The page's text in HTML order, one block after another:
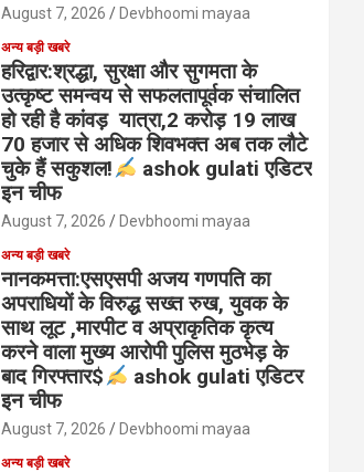
August 7, 2026 Devbhoomi mayaa
अन्य बड़ी खबरे
हरिद्वार:श्रद्धा, सुरक्षा और सुगमता के
उत्कृष्ट समन्वय से सफलतापूर्वक संचालित
हो रही है कांवड़ यात्रा,2 करोड़ 19 लाख
70 हजार से अधिक शिवभक्त अब तक लौटे
चुके हैं सकुशल!
ashok gulati एडिटर
इन चीफ
August 7, 2026 Devbhoomi mayaa
अन्य बड़ी खबरे
नानकमत्ता:एसएसपी अजय गणपति का
अपराधियों के विरुद्ध सख्त रुख, युवक के
साथ लूट ,मारपीट व अप्राकृतिक कृत्य
करने वाला मुख्य आरोपी पुलिस मुठभेड़ के
बाद गिरफ्तार$
ashok gulati एडिटर
इन चीफ
August 7, 2026 Devbhoomi mayaa
अन्य बड़ी खबरे